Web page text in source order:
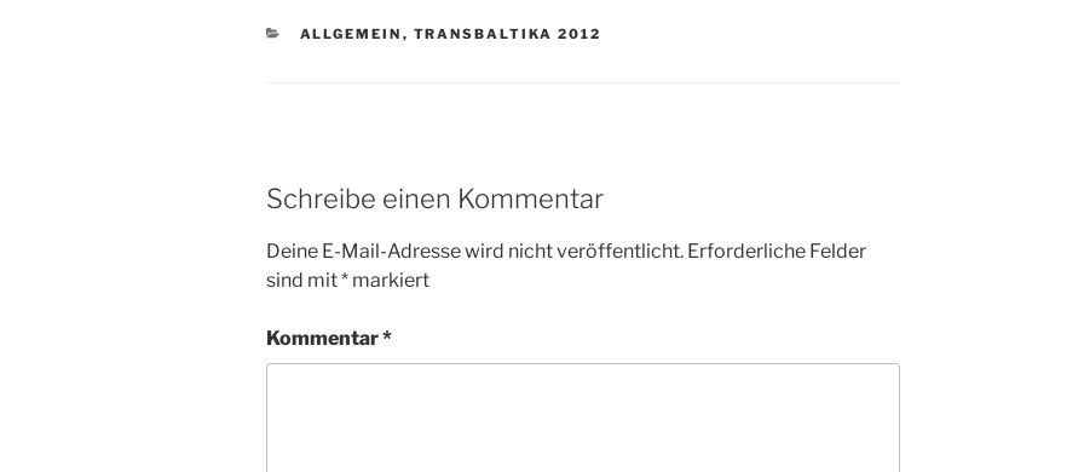
KATEGORIEN
ALLGEMEIN , TRANSBALTIKA 2012
Schreibe einen Kommentar
Deine E-Mail-Adresse wird nicht veröffentlicht. Erforderliche Felder
sind mit* markiert
Kommentar*